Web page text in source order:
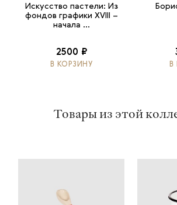
Искусство пастели: Из
фондов графики XVIII –
начала ...
2500 ₽
В КОРЗИНУ В
Товары из этой